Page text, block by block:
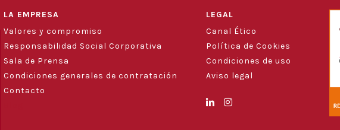
LA EMPRESA
Valores y compromiso
Responsabilidad Social Corporativa
Sala de Prensa
Condiciones generales de contratación
Contacto
LEGAL
Canal Ético
Política de Cookies
Condiciones de uso
Aviso legal